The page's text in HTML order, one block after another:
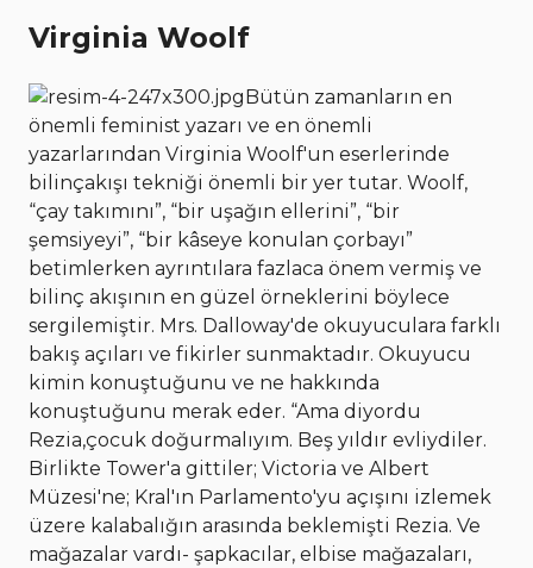
Virginia Woolf
Bütün zamanların en
önemli feminist yazarı ve en önemli
yazarlarından Virginia Woolf'un eserlerinde
bilinçakışı tekniği önemli bir yer tutar. Woolf,
“çay takımını”, “bir uşağın ellerini”, “bir
şemsiyeyi”, “bir kâseye konulan çorbayı”
betimlerken ayrıntılara fazlaca önem vermiş ve
bilinç akışının en güzel örneklerini böylece
sergilemiştir. Mrs. Dalloway'de okuyuculara farklı
bakış açıları ve fikirler sunmaktadır. Okuyucu
kimin konuştuğunu ve ne hakkında
konuştuğunu merak eder. “Ama diyordu
Rezia,çocuk doğurmalıyım. Beş yıldır evliydiler.
Birlikte Tower'a gittiler; Victoria ve Albert
Müzesi'ne; Kral'ın Parlamento'yu açışını izlemek
üzere kalabalığın arasında beklemişti Rezia. Ve
mağazalar vardı- şapkacılar, elbise mağazaları,